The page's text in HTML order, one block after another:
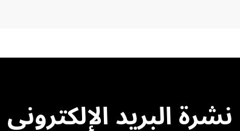
نشرة البريد الإلكتروني